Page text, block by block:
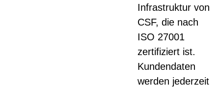
Infrastruktur von
CSF, die nach
ISO 27001
zertifiziert ist.
Kundendaten
werden jederzeit